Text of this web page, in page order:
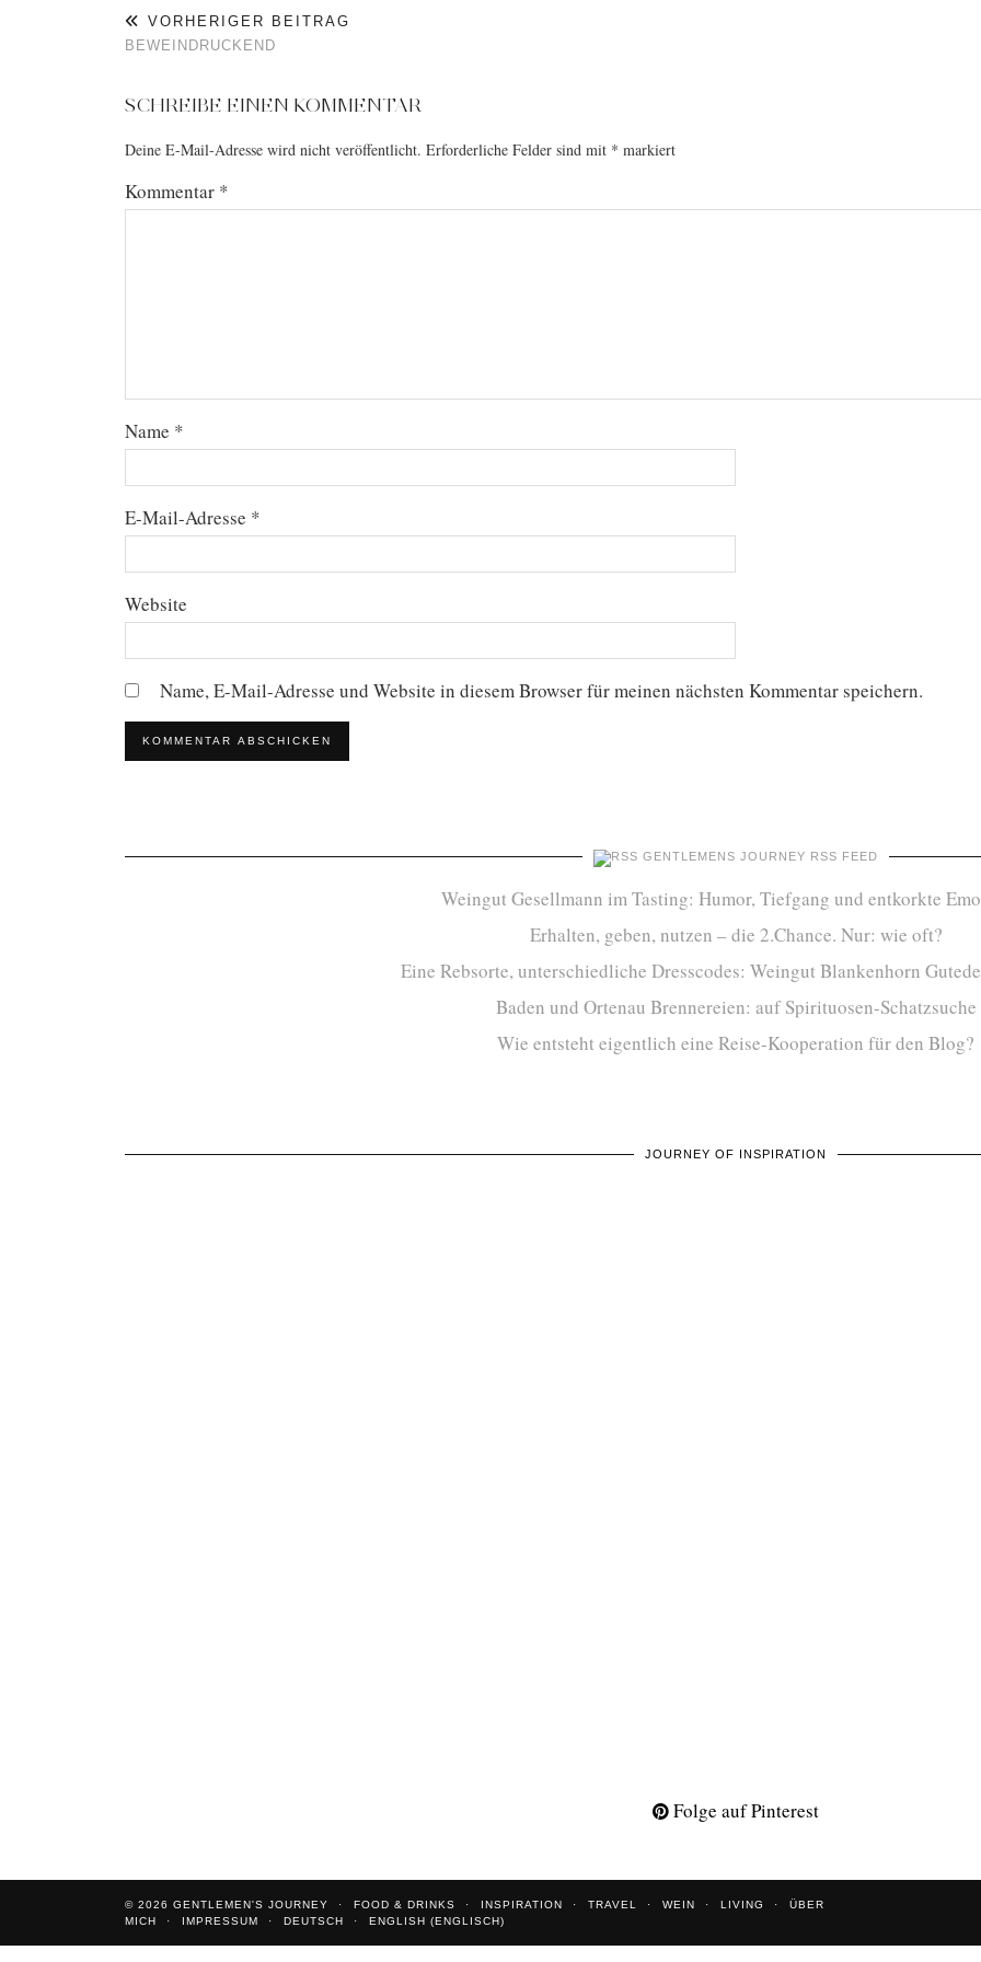
VORHERIGER BEITRAG
BEWEINDRUCKEND
SCHREIBE EINEN KOMMENTAR
Deine E-Mail-Adresse wird nicht veröffentlicht. Erforderliche Felder sind mit * markiert
Kommentar *
Name *
E-Mail-Adresse *
Website
Name, E-Mail-Adresse und Website in diesem Browser für meinen nächsten Kommentar speichern.
GENTLEMENS JOURNEY RSS FEED
Weingut Gesellmann im Tasting: Humor, Tiefgang und entkorkte
Erhalten, geben, nutzen – die 2.Chance. Nur: wie oft?
Eine Rebsorte, unterschiedliche Dresscodes: Weingut Blankenhorn
Baden und Ortenau Brennereien: auf Spirituosen-Schatzsuche
Wie entsteht eigentlich eine Reise-Kooperation für den Blog?
JOURNEY OF INSPIRATION
Folge auf Pinterest
© 2026 GENTLEMEN'S JOURNEY FOOD & DRINKS INSPIRATION TRAVEL WEIN LIVING
ÜBER
MICH
IMPRESSUM DEUTSCH ENGLISH (ENGLISCH)